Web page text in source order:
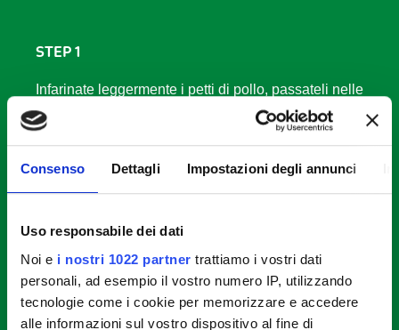
Consenso Dettagli Impostazioni degli annunci
Uso responsabile dei dati
Noi e i nostri 1022 partner trattiamo i vostri dati
personali, ad esempio il vostro numero IP, utilizzando
tecnologie come i cookie per memorizzare e accedere
alle informazioni sul vostro dispositivo al fine di
STEP 1
Infarinate leggermente i petti di pollo, passateli nelle
uova sbattute e fateli rosolare (2 min per lato) in una
padella con il burro fuso spumeggiante. Salate e
pepate leggermente e versate il vino. Lasciate
sfumare alzando la fiamma e proseguite la cottura
(controllando in caso il liquido di cottura
STEP 2